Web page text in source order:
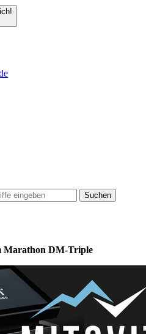
Suchen
Marathon DM-Triple